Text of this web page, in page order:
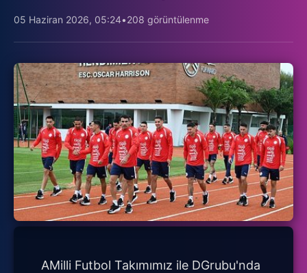
05 Haziran 2026, 05:24•208 görüntülenme
AMilli Futbol Takımımız ile DGrubu'nda